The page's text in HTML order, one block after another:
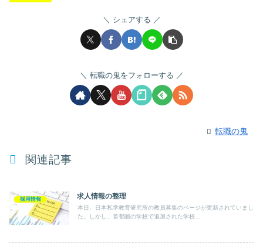
シェアする
転職の鬼をフォローする
転職の鬼
関連記事
採用情報 求人情報の整理
本日、日本私学教育研究所の教員募集のページが更新されていまし
た。しかし、首都圏の学校で追加された学校...